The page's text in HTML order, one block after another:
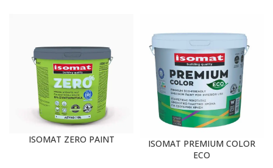
ISOMAT ZERO PAINT
ISOMAT PREMIUM COLOR
ECO